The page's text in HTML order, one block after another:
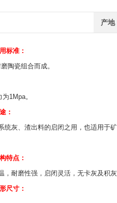
产地
标准：
陶瓷组合而成。
1Mpa。
：
统灰、渣出料的启闭之用，也适用于
特点：
，耐磨性强，启闭灵活，无卡灰及积
尺寸：